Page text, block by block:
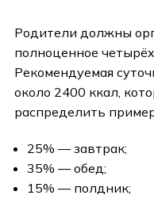
Родители должны
полноценное
Рекомендуемая
около 2400 ккал,
распределить
25% — завтрак;
35% — обед;
15% — полдник;